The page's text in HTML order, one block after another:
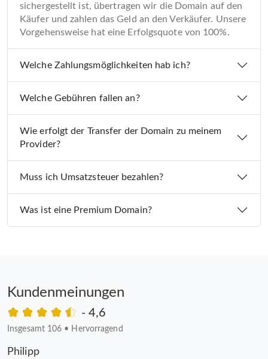
sichergestellt ist, übertragen wir die Domain auf den
Käufer und zahlen das Geld an den Verkäufer. Unsere
Vorgehensweise hat eine Erfolgsquote von 100%.
Welche Zahlungsmöglichkeiten hab ich?
Welche Gebühren fallen an?
Wie erfolgt der Transfer der Domain zu meinem
Provider?
Muss ich Umsatzsteuer bezahlen?
Was ist eine Premium Domain?
Kundenmeinungen
- 4,6
Insgesamt 106 • Hervorragend
Philipp